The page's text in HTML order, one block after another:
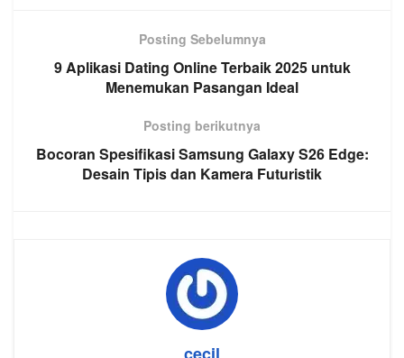
Posting Sebelumnya
9 Aplikasi Dating Online Terbaik 2025 untuk
Menemukan Pasangan Ideal
Posting berikutnya
Bocoran Spesifikasi Samsung Galaxy S26 Edge:
Desain Tipis dan Kamera Futuristik
cecil